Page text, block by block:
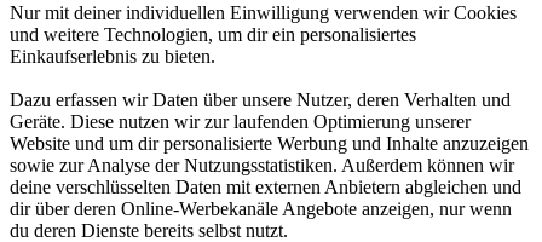
Nur mit deiner individuellen Einwilligung verwenden wir Cookies
und weitere Technologien, um dir ein personalisiertes
Einkaufserlebnis zu bieten.
Dazu erfassen wir Daten über unsere Nutzer, deren Verhalten und
Geräte. Diese nutzen wir zur laufenden Optimierung unserer
Website und um dir personalisierte Werbung und Inhalte anzuzeigen
sowie zur Analyse der Nutzungsstatistiken. Außerdem können wir
deine verschlüsselten Daten mit externen Anbietern abgleichen und
dir über deren Online-Werbekanäle Angebote anzeigen, nur wenn
du deren Dienste bereits selbst nutzt.